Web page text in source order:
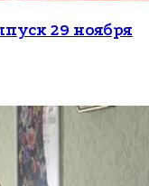
29 ноября